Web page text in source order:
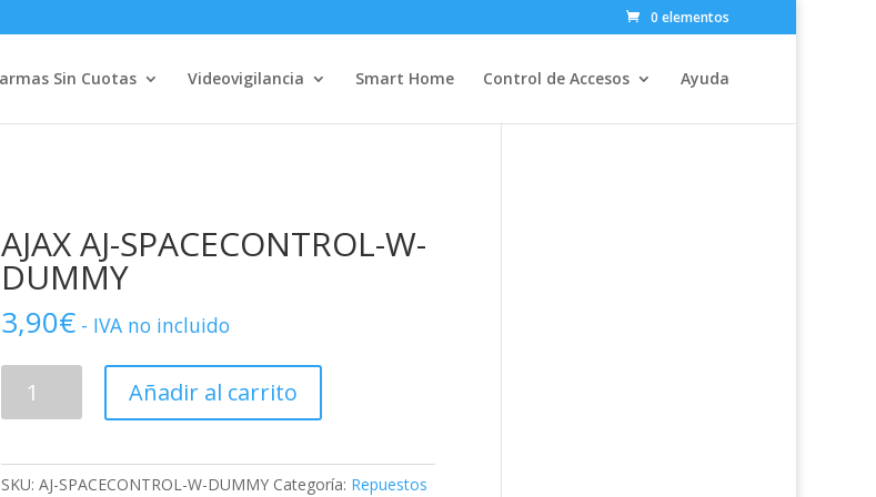
0 elementos
Sin Cuotas Videovigilancia Smart Home Control de Accesos Ayuda
AJAX AJ-SPACECONTROL-W-
DUMMY
3,90€ - IVA no incluido
SPACECONTROL-
DUMMY
Añadir al carrito
SKU:AJ-SPACECONTROL-W-DUMMY Categoría: Repuestos